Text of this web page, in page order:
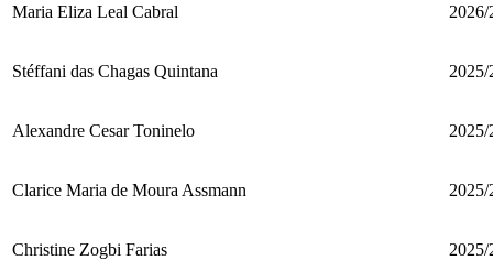
Maria Eliza Leal Cabral 2026/
Stéffani das Chagas Quintana 2025/
Alexandre Cesar Toninelo 2025/
Clarice Maria de Moura Assmann 2025/
Christine Zogbi Farias 2025/